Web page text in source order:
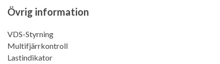
Övrig information
VDS-Styrning
Multifjärrkontroll
Lastindikator